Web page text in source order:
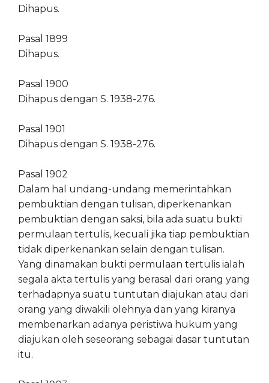
Dihapus.
Pasal 1899
Dihapus.
Pasal 1900
Dihapus dengan S. 1938-276.
Pasal 1901
Dihapus dengan S. 1938-276.
Pasal 1902
Dalam hal undang-undang memerintahkan
pembuktian dengan tulisan, diperkenankan
pembuktian dengan saksi, bila ada suatu bukti
permulaan tertulis, kecuali jika tiap pembuktian
tidak diperkenankan selain dengan tulisan.
Yang dinamakan bukti permulaan tertulis ialah
segala akta tertulis yang berasal dari orang yang
terhadapnya suatu tuntutan diajukan atau dari
orang yang diwakili olehnya dan yang kiranya
membenarkan adanya peristiwa hukum yang
diajukan oleh seseorang sebagai dasar tuntutan
itu.